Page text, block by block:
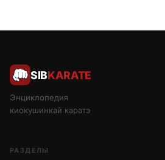
SIBKARATE
Энциклопедия
киокушинкай каратэ
РАЗДЕЛЫ